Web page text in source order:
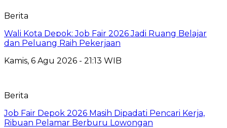
Berita
Wali Kota Depok: Job Fair 2026 Jadi Ruang Belajar
dan Peluang Raih Pekerjaan
Kamis, 6 Agu 2026 - 21:13 WIB
Berita
Job Fair Depok 2026 Masih Dipadati Pencari Kerja,
Ribuan Pelamar Berburu Lowongan